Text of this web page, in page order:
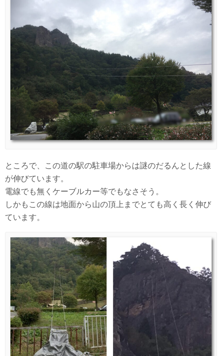
ところで、この道の駅の駐車場からは謎のだるんとした線
が伸びています。
電線でも無くケーブルカー等でもなさそう。
しかもこの線は地面から山の頂上までとても高く長く伸び
ています。